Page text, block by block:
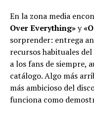
En la zona media
Over Everything»y
sorprender: entrega
recursos habituales
a los fans de siempre,
catálogo. Algo más
más ambicioso del
funciona como